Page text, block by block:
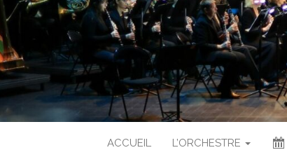
ACCUEIL L’ORCHESTRE